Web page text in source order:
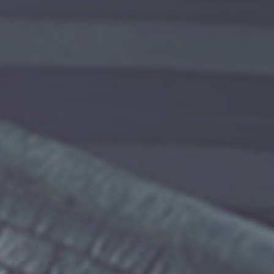
ンタイン シングルモ
グレンバーギー
数量限定発売